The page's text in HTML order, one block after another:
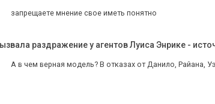
запрещаете мнение свое иметь понятно
раздражение у агентов Луиса Энрике -
А в чем верная модель? В отказах от Данило, Райана,